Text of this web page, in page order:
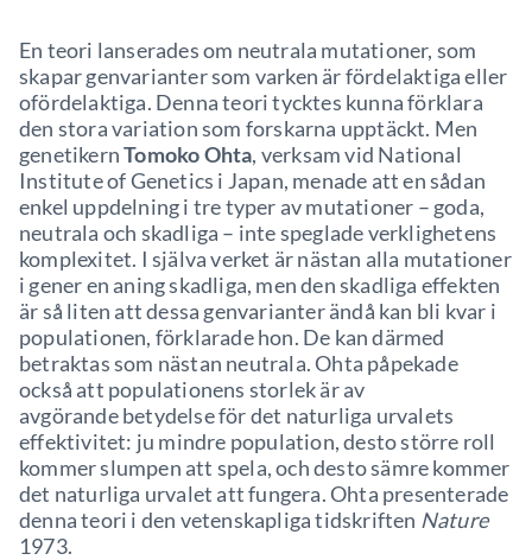
En teori lanserades om neutrala mutationer, som
skapar genvarianter som varken är fördelaktiga eller
ofördelaktiga. Denna teori tycktes kunna förklara
den stora variation som forskarna upptäckt. Men
genetikernTomoko Ohta, verksam vid National
Institute of Genetics i Japan, menade att en sådan
enkel uppdelning i tre typer av mutationer – goda,
neutrala och skadliga – inte speglade verklighetens
komplexitet. I själva verket är nästan alla mutationer
i gener en aning skadliga, men den skadliga effekten
är så liten att dessa genvarianter ändå kan bli kvar i
populationen, förklarade hon. De kan därmed
betraktas som nästan neutrala. Ohta påpekade
också att populationens storlek är av
avgörande betydelse för det naturliga urvalets
effektivitet: ju mindre population, desto större roll
kommer slumpen att spela, och desto sämre kommer
det naturliga urvalet att fungera. Ohta presenterade
denna teori i den vetenskapliga tidskriften Nature
1973.